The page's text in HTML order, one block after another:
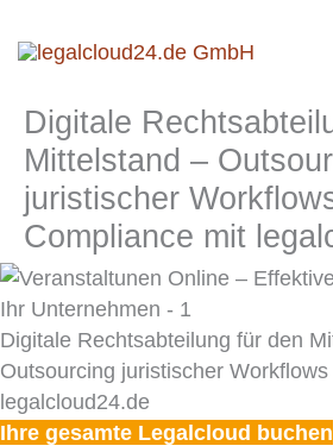
Inhalt
Digitale
Mittelstand –
juristischer
Compliance mit
Digitale Rechtsabteilung für den
Outsourcing juristischer
legalcloud24.de
Ihre gesamte Legalcloud buchen